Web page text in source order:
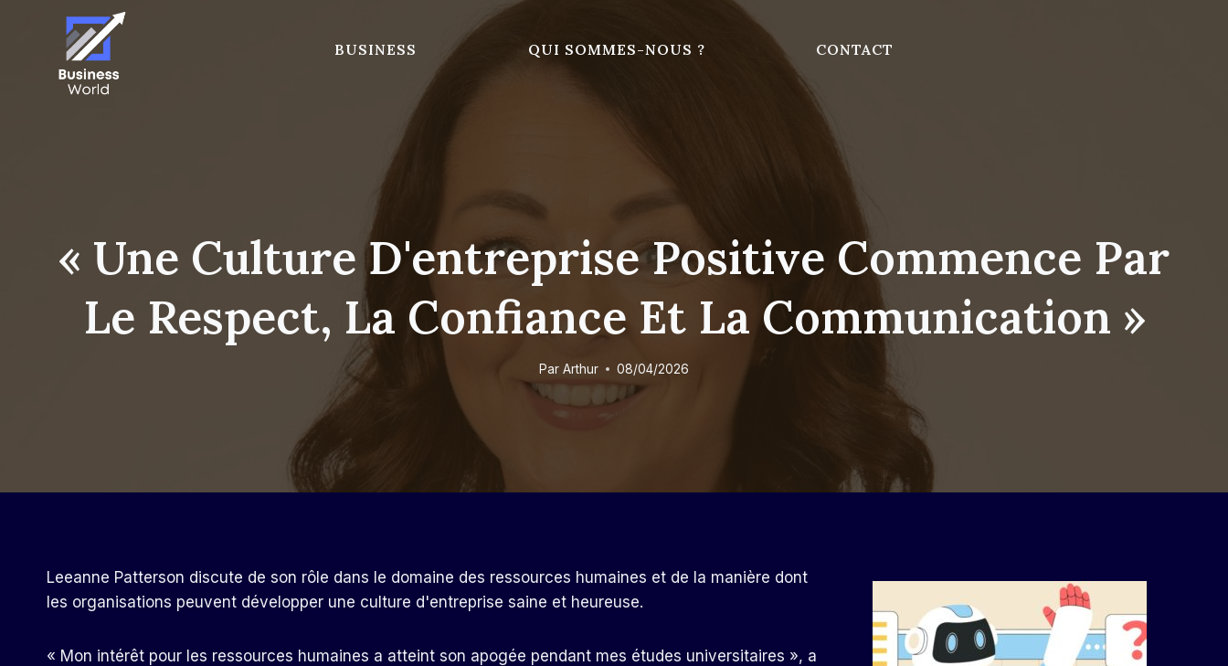
BUSINESS QUI SOMMES-NOUS ? CONTACT
« Une Culture D'entreprise Positive Commence Par
Le Respect, La Confiance Et La Communication »
Par Arthur 08/04/2026
Leeanne Patterson discute de son rôle dans le domaine des ressources humaines et de la manière dont
les organisations peuvent développer une culture d'entreprise saine et heureuse.
« Mon intérêt pour les ressources humaines a atteint son apogée pendant mes études universitaires », a